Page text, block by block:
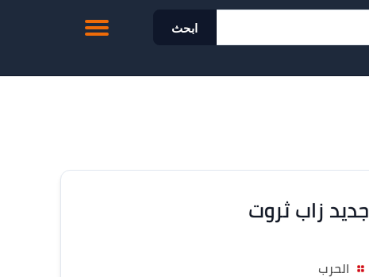
ابحث
جديد زاب ثروت
الحرب